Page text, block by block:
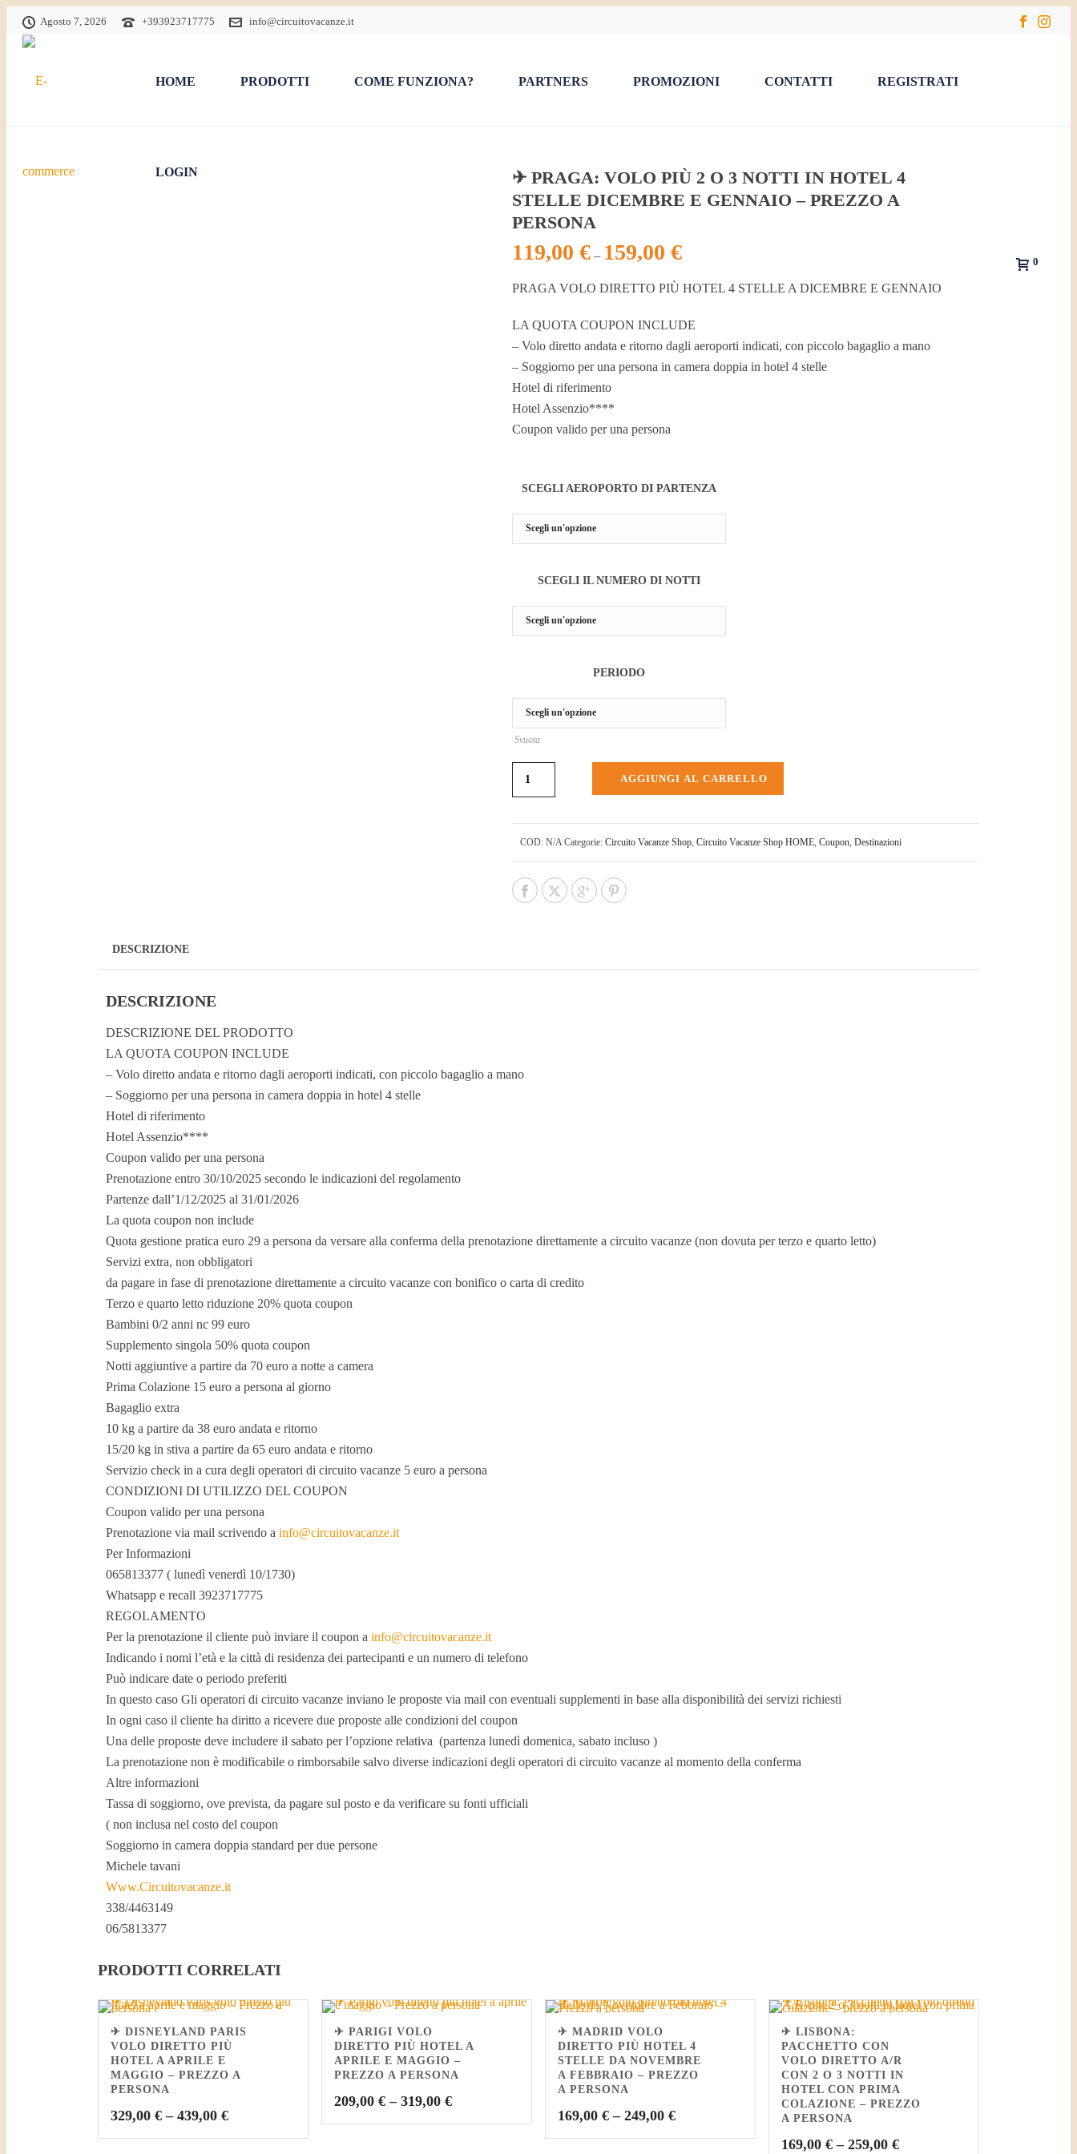
Agosto 7, 2026 +393923717775 info@circuitovacanze.it
HOME PRODOTTI COME FUNZIONA? PARTNERS PROMOZIONI CONTATTI REGISTRATI
LOGIN
0
✈ PRAGA: VOLO PIÙ 2 O 3 NOTTI IN HOTEL 4
STELLE DICEMBRE E GENNAIO – PREZZO A
PERSONA
119,00 € – 159,00 €
PRAGA VOLO DIRETTO PIÙ HOTEL 4 STELLE A DICEMBRE E GENNAIO
LA QUOTA COUPON INCLUDE
– Volo diretto andata e ritorno dagli aeroporti indicati, con piccolo bagaglio a mano
– Soggiorno per una persona in camera doppia in hotel 4 stelle
Hotel di riferimento
Hotel Assenzio****
Coupon valido per una persona
SCEGLI AEROPORTO DI PARTENZA
SCEGLI IL NUMERO DI NOTTI
PERIODO
Svuota
AGGIUNGI AL CARRELLO
COD: N/A Categorie: Circuito Vacanze Shop, Circuito Vacanze Shop HOME, Coupon, Destinazioni
DESCRIZIONE
DESCRIZIONE
DESCRIZIONE DEL PRODOTTO
LA QUOTA COUPON INCLUDE
– Volo diretto andata e ritorno dagli aeroporti indicati, con piccolo bagaglio a mano
– Soggiorno per una persona in camera doppia in hotel 4 stelle
Hotel di riferimento
Hotel Assenzio****
Coupon valido per una persona
Prenotazione entro 30/10/2025 secondo le indicazioni del regolamento
Partenze dall’1/12/2025 al 31/01/2026
La quota coupon non include
Quota gestione pratica euro 29 a persona da versare alla conferma della prenotazione direttamente a circuito vacanze (non dovuta per terzo e quarto letto)
Servizi extra, non obbligatori
da pagare in fase di prenotazione direttamente a circuito vacanze con bonifico o carta di credito
Terzo e quarto letto riduzione 20% quota coupon
Bambini 0/2 anni nc 99 euro
Supplemento singola 50% quota coupon
Notti aggiuntive a partire da 70 euro a notte a camera
Prima Colazione 15 euro a persona al giorno
Bagaglio extra
10 kg a partire da 38 euro andata e ritorno
15/20 kg in stiva a partire da 65 euro andata e ritorno
Servizio check in a cura degli operatori di circuito vacanze 5 euro a persona
CONDIZIONI DI UTILIZZO DEL COUPON
Coupon valido per una persona
Prenotazione via mail scrivendo a info@circuitovacanze.it
Per Informazioni
065813377 ( lunedì venerdì 10/1730)
Whatsapp e recall 3923717775
REGOLAMENTO
Per la prenotazione il cliente può inviare il coupon a info@circuitovacanze.it
Indicando i nomi l’età e la città di residenza dei partecipanti e un numero di telefono
Può indicare date o periodo preferiti
In questo caso Gli operatori di circuito vacanze inviano le proposte via mail con eventuali supplementi in base alla disponibilità dei servizi richiesti
In ogni caso il cliente ha diritto a ricevere due proposte alle condizioni del coupon
Una delle proposte deve includere il sabato per l’opzione relativa (partenza lunedì domenica, sabato incluso )
La prenotazione non è modificabile o rimborsabile salvo diverse indicazioni degli operatori di circuito vacanze al momento della conferma
Altre informazioni
Tassa di soggiorno, ove prevista, da pagare sul posto e da verificare su fonti ufficiali
( non inclusa nel costo del coupon
Soggiorno in camera doppia standard per due persone
Michele tavani
Www.Circuitovacanze.it
338/4463149
06/5813377
PRODOTTI CORRELATI
✈ DISNEYLAND PARIS
VOLO DIRETTO PIÙ
HOTEL A APRILE E
MAGGIO – PREZZO A
PERSONA
329,00 € – 439,00 €
✈ PARIGI VOLO
DIRETTO PIÙ HOTEL A
APRILE E MAGGIO –
PREZZO A PERSONA
209,00 € – 319,00 €
✈ MADRID VOLO
DIRETTO PIÙ HOTEL 4
STELLE DA NOVEMBRE
A FEBBRAIO – PREZZO
A PERSONA
169,00 € – 249,00 €
✈ LISBONA:
PACCHETTO CON
VOLO DIRETTO A/R
CON 2 O 3 NOTTI IN
HOTEL CON PRIMA
COLAZIONE – PREZZO
A PERSONA
169,00 € – 259,00 €